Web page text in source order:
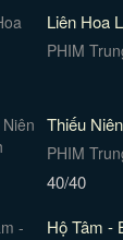
Liên Hoa
PHIM
Thiếu
PHIM
40/40
Hộ Tâm -